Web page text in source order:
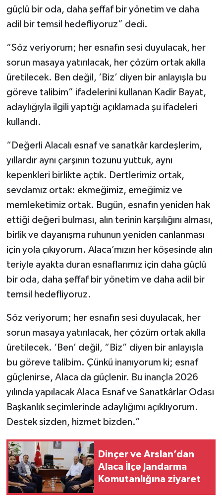
güçlü bir oda, daha şeffaf bir yönetim ve daha
adil bir temsil hedefliyoruz” dedi.
“Söz veriyorum; her esnafın sesi duyulacak, her
sorun masaya yatırılacak, her çözüm ortak akılla
üretilecek. Ben değil, ‘Biz’ diyen bir anlayışla bu
göreve talibim” ifadelerini kullanan Kadir Bayat,
adaylığıyla ilgili yaptığı açıklamada şu ifadeleri
kullandı.
“Değerli Alacalı esnaf ve sanatkâr kardeşlerim,
yıllardır aynı çarşının tozunu yuttuk, aynı
kepenkleri birlikte açtık. Dertlerimiz ortak,
sevdamız ortak: ekmeğimiz, emeğimiz ve
memleketimiz ortak. Bugün, esnafın yeniden hak
ettiği değeri bulması, alın terinin karşılığını alması,
birlik ve dayanışma ruhunun yeniden canlanması
için yola çıkıyorum. Alaca’mızın her köşesinde alın
teriyle ayakta duran esnaflarımız için daha güçlü
bir oda, daha şeffaf bir yönetim ve daha adil bir
temsil hedefliyoruz.
Söz veriyorum; her esnafın sesi duyulacak, her
sorun masaya yatırılacak, her çözüm ortak akılla
üretilecek. ‘Ben’ değil, “Biz” diyen bir anlayışla
bu göreve talibim. Çünkü inanıyorum ki; esnaf
güçlenirse, Alaca da güçlenir. Bu inançla 2026
yılında yapılacak Alaca Esnaf ve Sanatkârlar Odası
Başkanlık seçimlerinde adaylığımı açıklıyorum.
Destek sizden, hizmet bizden.”
Dinçer ve Arslan’dan
Alaca İlçe Jandarma
Komutanlığına ziyaret